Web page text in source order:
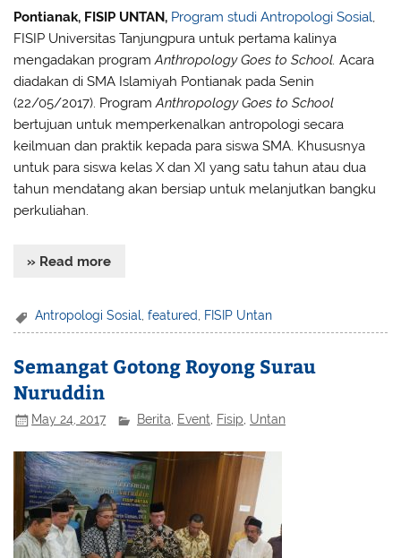
Pontianak, FISIP UNTAN, Program studi Antropologi Sosial,
FISIP Universitas Tanjungpura untuk pertama kalinya
mengadakan programAnthropology Goes to School.Acara
diadakan di SMA Islamiyah Pontianak pada Senin
(22/05/2017). ProgramAnthropology Goes to School
bertujuan untuk memperkenalkan antropologi secara
keilmuan dan praktik kepada para siswa SMA. Khususnya
untuk para siswa kelas X dan XI yang satu tahun atau dua
tahun mendatang akan bersiap untuk melanjutkan bangku
perkuliahan.
» Read more
Antropologi Sosial,featured, FISIP Untan
Semangat Gotong Royong Surau
Nuruddin
May 24, 2017 Berita, Event, Fisip, Untan